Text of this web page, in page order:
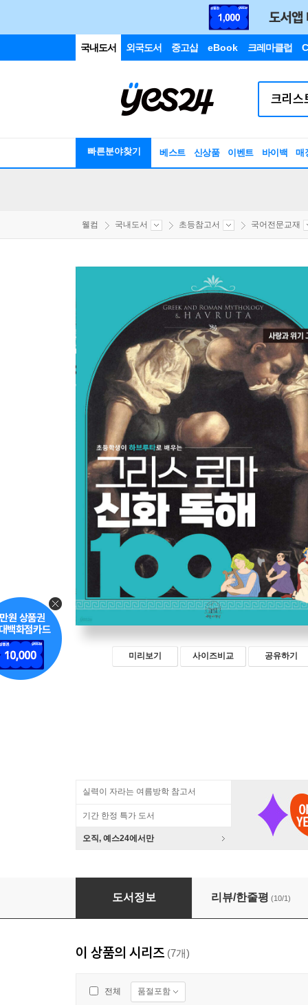
국내도서 외국도서 중고샵 eBook 크레마클럽
빠른분야찾기 베스트 신상품 이벤트 바이백 매
웰컴 국내도서 초등참고서 국어전문교재
미리보기 사이즈비교 공유하기
실력이 자라는 여름방학 참고서
기간 한정 특가 도서
오직, 예스24에서만
그리스 로마 신화 독해 100 6
도서정보 리뷰/한줄평 (10/1)
이 상품의 시리즈 (7개)
전체 품절포함